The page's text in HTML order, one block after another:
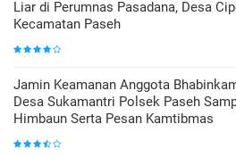
Liar di Perumnas Pasadana, Desa
Kecamatan Paseh
Jamin Keamanan Anggota
Desa Sukamantri Polsek Paseh
Himbaun Serta Pesan Kamtibmas